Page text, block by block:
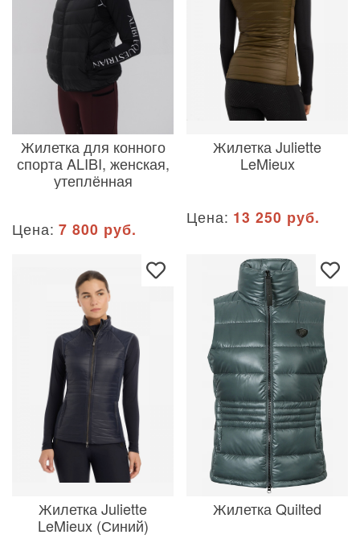
Жилетка для конного
спорта ALIBI, женская,
утеплённая
Цена: 7 800 руб.
Жилетка Juliette
LeMieux
Цена: 13 250 руб.
Жилетка Juliette
LeMieux (Синий)
Жилетка Quilted